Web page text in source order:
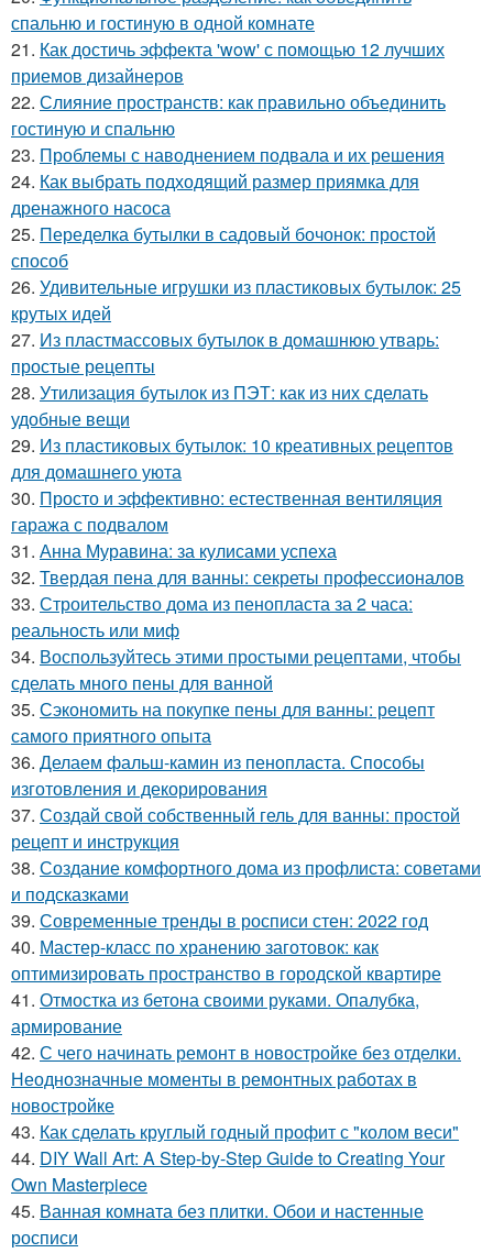
спальню и гостиную в одной комнате
21. Как достичь эффекта 'wow' с помощью 12 лучших
приемов дизайнеров
22. Слияние пространств: как правильно объединить
гостиную и спальню
23. Проблемы с наводнением подвала и их решения
24. Как выбрать подходящий размер приямка для
дренажного насоса
25. Переделка бутылки в садовый бочонок: простой
способ
26. Удивительные игрушки из пластиковых бутылок: 25
крутых идей
27. Из пластмассовых бутылок в домашнюю утварь:
простые рецепты
28. Утилизация бутылок из ПЭТ: как из них сделать
удобные вещи
29. Из пластиковых бутылок: 10 креативных рецептов
для домашнего уюта
30. Просто и эффективно: естественная вентиляция
гаража с подвалом
31. Анна Муравина: за кулисами успеха
32. Твердая пена для ванны: секреты профессионалов
33. Строительство дома из пенопласта за 2 часа:
реальность или миф
34. Воспользуйтесь этими простыми рецептами, чтобы
сделать много пены для ванной
35. Сэкономить на покупке пены для ванны: рецепт
самого приятного опыта
36. Делаем фальш-камин из пенопласта. Способы
изготовления и декорирования
37. Создай свой собственный гель для ванны: простой
рецепт и инструкция
38. Создание комфортного дома из профлиста: советами
и подсказками
39. Современные тренды в росписи стен: 2022 год
40. Мастер-класс по хранению заготовок: как
оптимизировать пространство в городской квартире
41. Отмостка из бетона своими руками. Опалубка,
армирование
42. С чего начинать ремонт в новостройке без отделки.
Неоднозначные моменты в ремонтных работах в
новостройке
43. Как сделать круглый годный профит с "колом веси"
44. DIY Wall Art: A Step-by-Step Guide to Creating Your
Own Masterpiece
45. Ванная комната без плитки. Обои и настенные
росписи